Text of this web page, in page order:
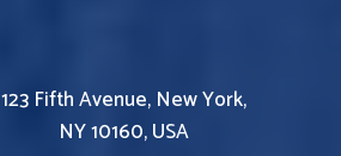
123 Fifth Avenue, New York,
NY 10160, USA